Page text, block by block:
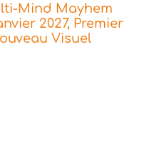
Mind Mayhem
2027, Premier
Visuel